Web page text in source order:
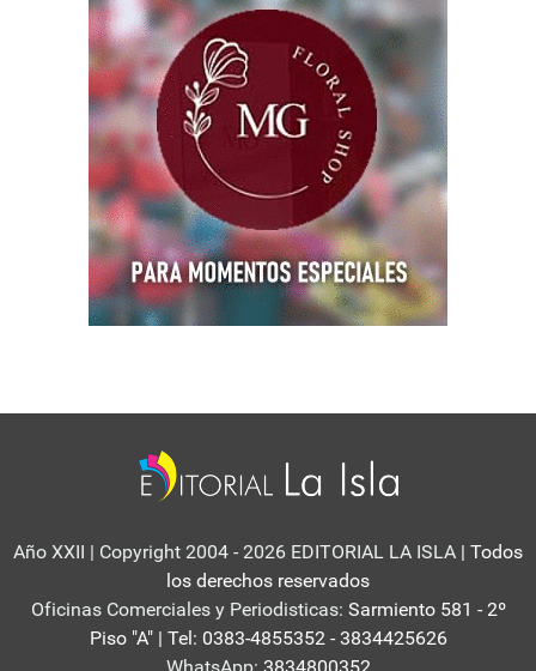
Año XXII | Copyright 2004 - 2026 EDITORIAL LA ISLA | Todos
los derechos reservados
Oficinas Comerciales y Periodisticas: Sarmiento 581 - 2º
Piso "A" | Tel: 0383-4855352 - 3834425626